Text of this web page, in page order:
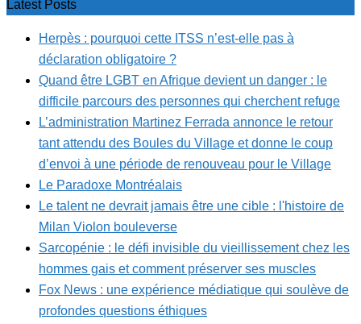
Latest Posts
Herpès : pourquoi cette ITSS n’est-elle pas à
déclaration obligatoire ?
Quand être LGBT en Afrique devient un danger : le
difficile parcours des personnes qui cherchent refuge
L’administration Martinez Ferrada annonce le retour
tant attendu des Boules du Village et donne le coup
d’envoi à une période de renouveau pour le Village
Le Paradoxe Montréalais
Le talent ne devrait jamais être une cible : l'histoire de
Milan Violon bouleverse
Sarcopénie : le défi invisible du vieillissement chez les
hommes gais et comment préserver ses muscles
Fox News : une expérience médiatique qui soulève de
profondes questions éthiques